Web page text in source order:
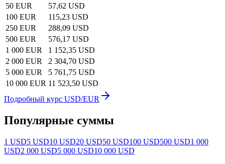
50 EUR
57,62 USD
100 EUR
115,23 USD
250 EUR
288,09 USD
500 EUR
576,17 USD
1 000 EUR
1 152,35 USD
2 000 EUR
2 304,70 USD
5 000 EUR
5 761,75 USD
10 000 EUR 11 523,50 USD
Подробный курс USD/EUR
Популярные суммы
1 USD5 USD10 USD20 USD50 USD100 USD500 USD1 000
USD2 000 USD5 000 USD10 000 USD